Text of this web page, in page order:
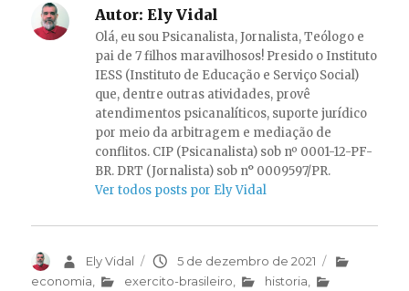
Autor: Ely Vidal
Olá, eu sou Psicanalista, Jornalista, Teólogo e
pai de 7 filhos maravilhosos! Presido o Instituto
IESS (Instituto de Educação e Serviço Social)
que, dentre outras atividades, provê
atendimentos psicanalíticos, suporte jurídico
por meio da arbitragem e mediação de
conflitos. CIP (Psicanalista) sob nº 0001-12-PF-
BR. DRT (Jornalista) sob n° 0009597/PR.
Ver todos posts por Ely Vidal
AutorEly Vidal
Publicado
em
5 de dezembro de 2021
Categorias
economia
exercito-brasileiro historia